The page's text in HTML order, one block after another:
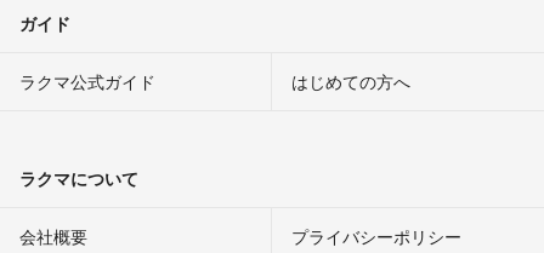
ガイド
ラクマ公式ガイド はじめての方へ
ラクマについて
会社概要 プライバシーポリシー